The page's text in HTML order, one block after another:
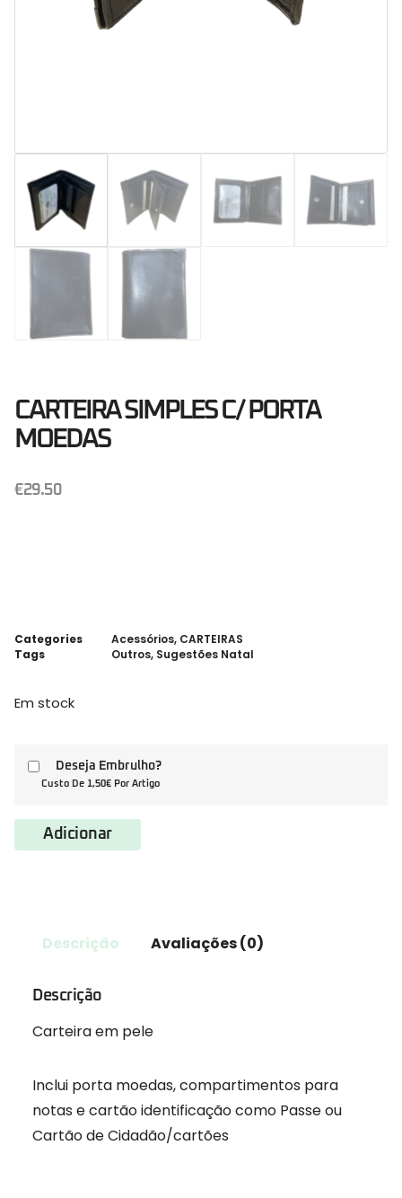
CARTEIRA SIMPLES C/ PORTA
MOEDAS
€29.50
Categories Acessórios, CARTEIRAS
Tags
Outros, Sugestões Natal
Em stock
Deseja Embrulho?
Custo De 1,50€ Por Artigo
Adicionar
Descrição Avaliações (0)
Descrição
Carteira em pele
Inclui porta moedas, compartimentos para
notas e cartão identificação como Passe ou
Cartão de Cidadão/cartões